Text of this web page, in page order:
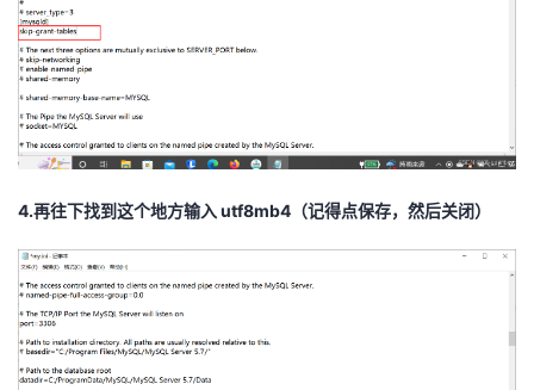
4.再往下找到这个地方输入 utf8mb4（记得点保存，然后关闭）